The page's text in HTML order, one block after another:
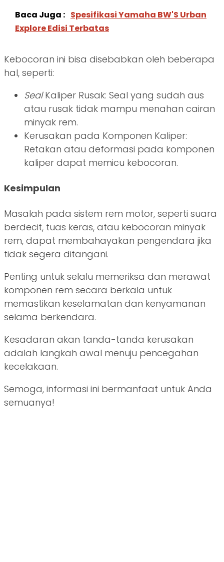
Baca Juga : Spesifikasi Yamaha BW'S Urban
Explore Edisi Terbatas
Kebocoran ini bisa disebabkan oleh beberapa
hal, seperti:
SealKaliper Rusak: Seal yang sudah aus
atau rusak tidak mampu menahan cairan
minyak rem.
Kerusakan pada Komponen Kaliper:
Retakan atau deformasi pada komponen
kaliper dapat memicu kebocoran.
Kesimpulan
Masalah pada sistem rem motor, seperti suara
berdecit, tuas keras, atau kebocoran minyak
rem, dapat membahayakan pengendara jika
tidak segera ditangani.
Penting untuk selalu memeriksa dan merawat
komponen rem secara berkala untuk
memastikan keselamatan dan kenyamanan
selama berkendara.
Kesadaran akan tanda-tanda kerusakan
adalah langkah awal menuju pencegahan
kecelakaan.
Semoga, informasi ini bermanfaat untuk Anda
semuanya!